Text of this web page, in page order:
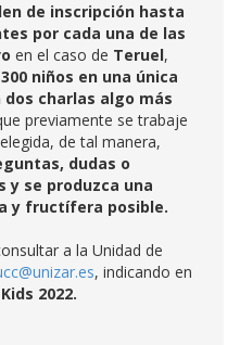
de inscripción hasta
por cada una de las
en el caso de Teruel,
niños en una única
charlas algo más
previamente se trabaje
de tal manera,
dudas o
y se produzca una
y fructífera posible.
a la Unidad de
, indicando en
2022.